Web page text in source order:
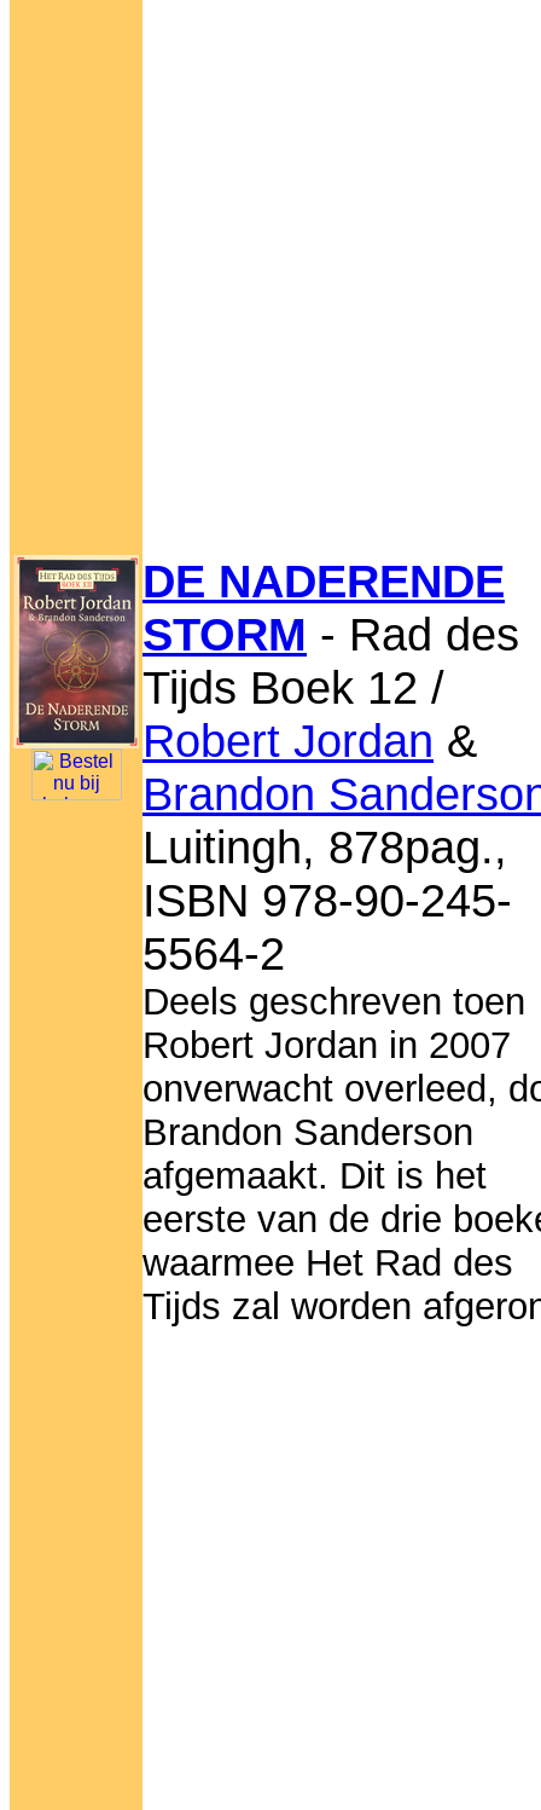
DE NADERENDE
STORM - Rad des
Tijds Boek 12 /
Robert Jordan &
Brandon
Luitingh, 878pag.,
ISBN 978-90-245-
5564-2
Deels geschreven toen
Robert Jordan in 2007
onverwacht overleed,
Brandon Sanderson
afgemaakt. Dit is het
eerste van de drie
waarmee Het Rad des
Tijds zal worden